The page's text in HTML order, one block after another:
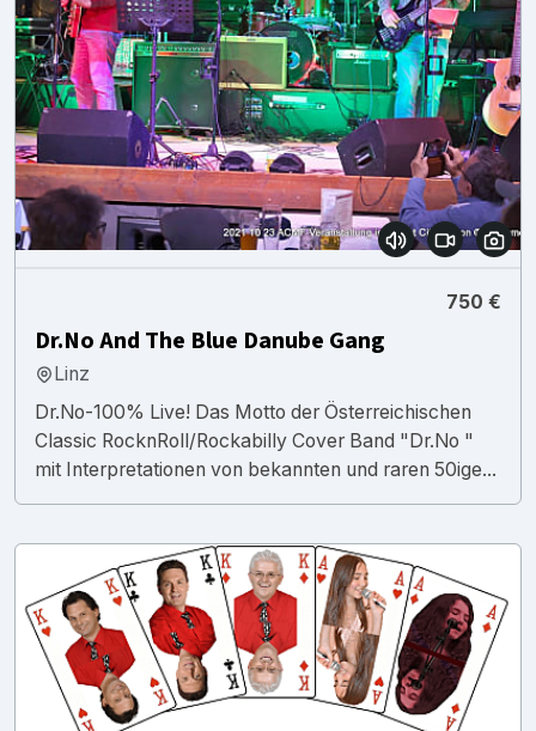
750 €
Dr.No And The Blue Danube Gang
Linz
Dr.No-100% Live! Das Motto der Österreichischen
Classic RocknRoll/Rockabilly Cover Band "Dr.No "
mit Interpretationen von bekannten und raren 50ige...